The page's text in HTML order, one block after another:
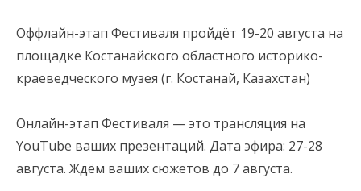
Оффлайн-этап Фестиваля пройдёт 19-20 августа на
площадке Костанайского областного историко-
краеведческого музея (г. Костанай, Казахстан)
Онлайн-этап Фестиваля — это трансляция на
YouTube ваших презентаций. Дата эфира: 27-28
августа. Ждём ваших сюжетов до 7 августа.